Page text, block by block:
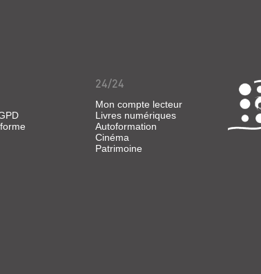
24/24
Mon compte lecteur
Livres numériques
Autoformation
Cinéma
Patrimoine